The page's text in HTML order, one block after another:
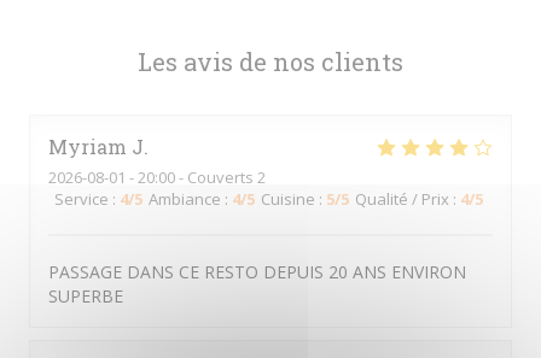
Les avis de nos clients
Myriam J
2026-08-01 - 20:00 - Couverts 2
Service : 4/5 Ambiance : 4/5 Cuisine : 5/5 Qualité / Prix : 4/5
PASSAGE DANS CE RESTO DEPUIS 20 ANS ENVIRON
SUPERBE